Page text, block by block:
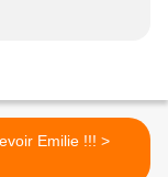
Au revoir Emilie !!! >